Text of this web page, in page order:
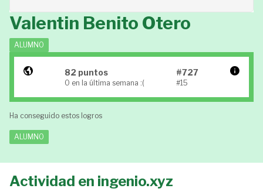
Valentin Benito Otero
ALUMNO
82 puntos
0 en la última semana :(
#727
#15
Ha conseguido estos logros
ALUMNO
Actividad en ingenio.xyz